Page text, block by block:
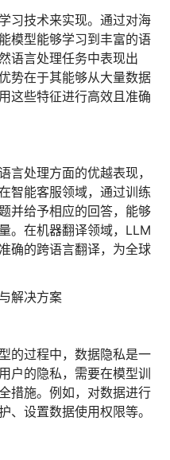
习技术来实现。通过对海
模型能够学习到丰富的语
语言处理任务中表现出
势在于其能够从大量数据
这些特征进行高效且准确
言处理方面的优越表现，
智能客服领域，通过训练
并给予相应的回答，能够
。在机器翻译领域，LLM
确的跨语言翻译，为全球
解决方案
的过程中，数据隐私是一
户的隐私，需要在模型训
措施。例如，对数据进行
、设置数据使用权限等。